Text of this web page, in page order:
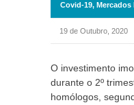
Covid-19, Mercados
19 de Outubro, 2020
O investimento
durante o 2º
homólogos,